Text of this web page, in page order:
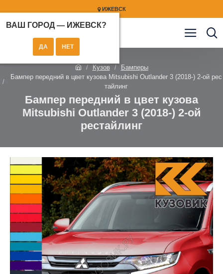
ИЖЕВСК
ВАШ ГОРОД — ИЖЕВСК?
Кузов
Бамперы
Бампер передний в цвет кузова Mitsubishi Outlander 3 (2018-) 2-ой рес
тайлинг
Бампер передний в цвет кузова
Mitsubishi Outlander 3 (2018-) 2-ой
рестайлинг